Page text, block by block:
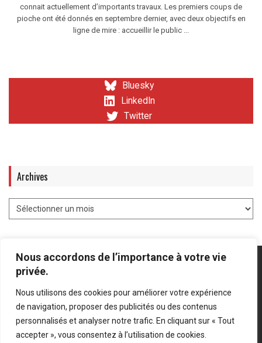
Nous accordons de l’importance à votre vie
privée.
Nous utilisons des cookies pour améliorer votre expérience
de navigation, proposer des publicités ou des contenus
personnalisés et analyser notre trafic. En cliquant sur « Tout
accepter », vous consentez à l’utilisation de cookies.
connait actuellement d’importants travaux. Les premiers coups de
pioche ont été donnés en septembre dernier, avec deux objectifs en
ligne de mire : accueillir le public ...
Bluesky
LinkedIn
Twitter
Archives
Mentions légales Politique de confidentialité
Bluesky
LinkedIn
Twitter